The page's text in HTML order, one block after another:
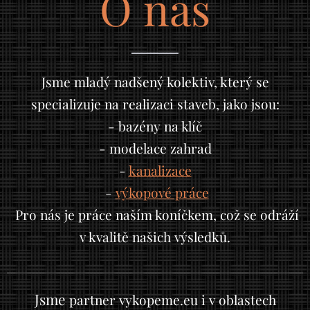
Jsme mladý nadšený kolektiv, který se
specializuje na realizaci staveb, jako jsou:
- bazény na klíč
- modelace zahrad
-kanalizace
-výkopové práce
Pro nás je práce naším koníčkem, což se odráží
v kvalitě našich výsledků.
Jsmepartner vykopeme.eu i v oblastech